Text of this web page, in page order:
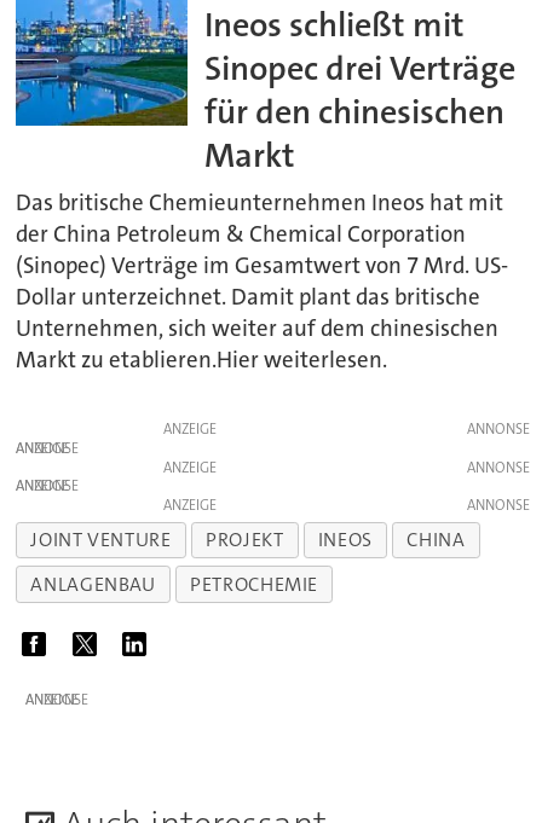
Ineos schließt mit
Sinopec drei Verträge
für den chinesischen
Markt
Das britische Chemieunternehmen Ineos hat mit
der China Petroleum & Chemical Corporation
(Sinopec) Verträge im Gesamtwert von 7 Mrd. US-
Dollar unterzeichnet. Damit plant das britische
Unternehmen, sich weiter auf dem chinesischen
Markt zu etablieren.Hier weiterlesen.
ANZEIGE
ANZEIGE
ANZEIGE
ANZEIGE
ANZEIGE
JOINT VENTURE PROJEKT INEOS
CHINA
ANLAGENBAU
PETROCHEMIE
ANZEIGE